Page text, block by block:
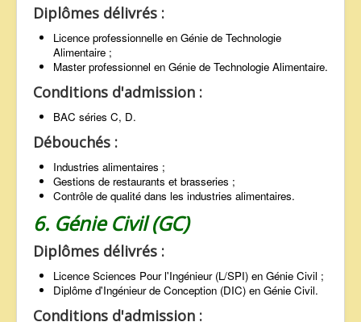
Diplômes délivrés :
Licence professionnelle en Génie de Technologie
Alimentaire ;
Master professionnel en Génie de Technologie Alimentaire.
Conditions d'admission :
BAC séries C, D.
Débouchés :
Industries alimentaires ;
Gestions de restaurants et brasseries ;
Contrôle de qualité dans les industries alimentaires.
6. Génie Civil (GC)
Diplômes délivrés :
Licence Sciences Pour l'Ingénieur (L/SPI) en Génie Civil ;
Diplôme d'Ingénieur de Conception (DIC) en Génie Civil.
Conditions d'admission :